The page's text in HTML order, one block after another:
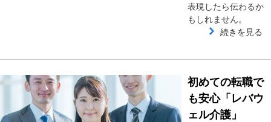
表現したら伝わるか
もしれません。
続きを見る
初めての転職で
も安心「レバウ
ェル介護」